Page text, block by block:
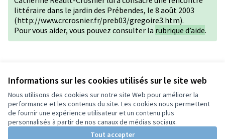
Informations sur les cookies utilisés sur le site web
Nous utilisons des cookies sur notre site Web pour améliorer la
performance et les contenus du site. Les cookies nous permettent
de fournir une expérience utilisateur et un contenu plus
personnalisés à partir de nos canaux de médias sociaux.
Tout accepter
littéraire dans le jardin des Prébendes, le 8 août 2003
(http://www.crcrosnier.fr/preb03/gregoire3.htm).
Pour vous aider, vous pouvez consulter la rubrique d’aide.
Version 1 de 1
Conditions d'utilisation
Paramètres des cookies